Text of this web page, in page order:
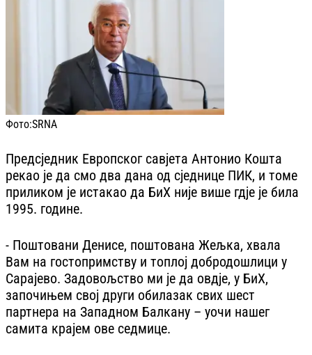
Фото:SRNA
Предсједник Европског савјета Антонио Кошта
рекао је да смо два дана од сједнице ПИК, и томе
приликом је истакао да БиХ није више гдје је била
1995. године.
- Поштовани Денисе, поштована Жељка, хвала
Вам на гостопримству и топлој добродошлици у
Сарајево. Задовољство ми је да овдје, у БиХ,
започињем свој други обилазак свих шест
партнера на Западном Балкану – уочи нашег
самита крајем ове седмице.